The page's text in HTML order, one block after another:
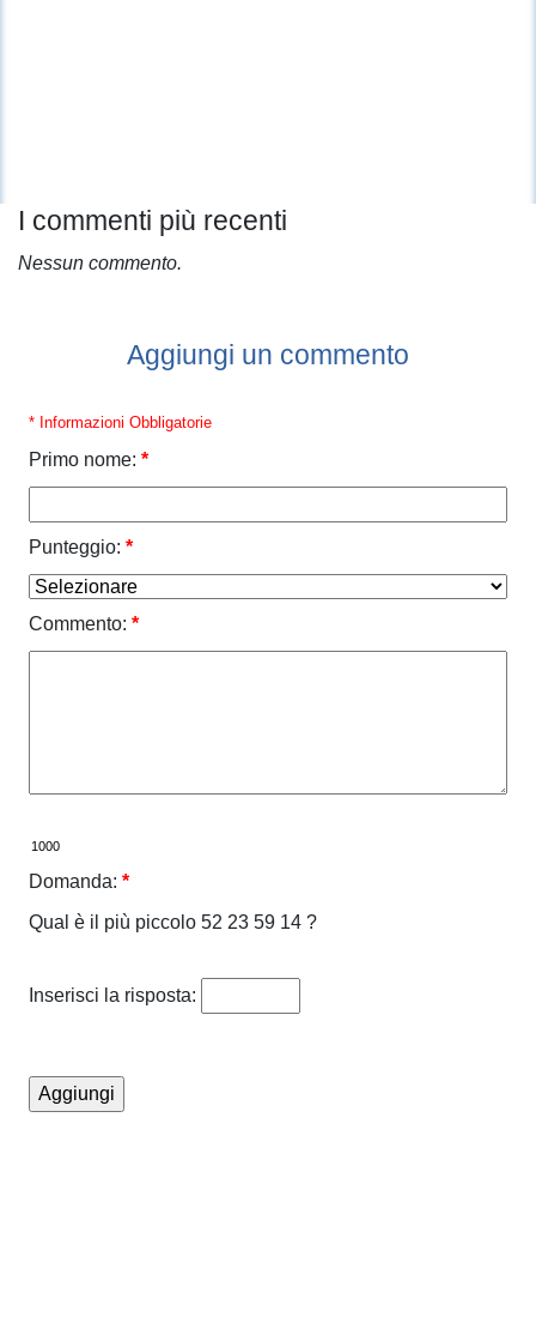
I commenti più recenti
Nessun commento.
Aggiungi un commento
* Informazioni Obbligatorie
Primo nome: *
Punteggio: *
Commento: *
Domanda: *
Qual è il più piccolo 52 23 59 14 ?
Inserisci la risposta: